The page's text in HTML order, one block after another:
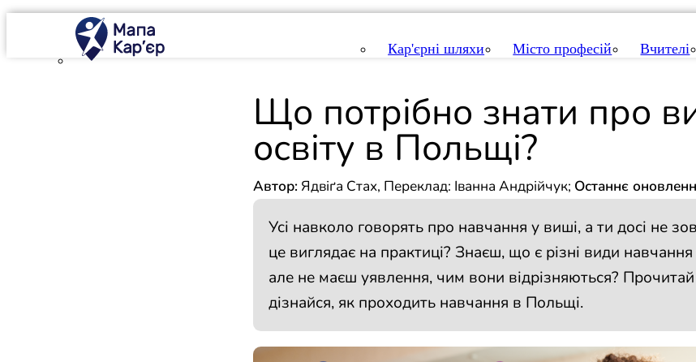
Кар'єрні шляхи Місто професій Вчителі
Mapa Karier v 4.0.0
Що потрібно знати про
освіту в Польщі?
Автор: Ядвіґа Стах, Переклад: Іванна Андрійчук; Останнє
Усі навколо говорять про навчання у виші, а ти досі не
це виглядає на практиці? Знаєш, що є різні види навчання
але не маєш уявлення, чим вони відрізняються?
дізнайся, як проходить навчання в Польщі.